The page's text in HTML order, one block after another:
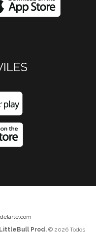
LittleBull Prod.© 2026 Todos